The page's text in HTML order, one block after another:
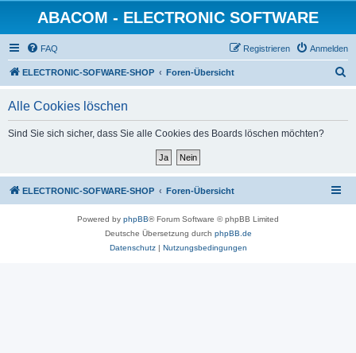
ABACOM - ELECTRONIC SOFTWARE
FAQ Anmelden
Registrieren
ELECTRONIC-SOFWARE-SHOP Foren-Übersicht
Alle Cookies löschen
Sind Sie sich sicher, dass Sie alle Cookies des Boards löschen möchten?
ELECTRONIC-SOFWARE-SHOP Foren-Übersicht
Powered by phpBB® Forum Software © phpBB Limited
Deutsche Übersetzung durch phpBB.de
Datenschutz| Nutzungsbedingungen